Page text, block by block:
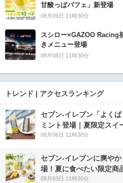
甘酸っぱパフェ」新登場
08月09日 11時30分
スシロー×GAZOO Racing
きメニュー登場
08月08日 11時30分
トレンド | アクセスランキング
セブン‐イレブン「よく
ミント登場｜夏限定スイ
08月06日 11時30分
セブン‐イレブンに爽や
場！夏に食べたい限定商
08月03日 11時30分